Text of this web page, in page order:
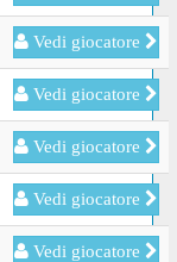
Vedi giocatore
Vedi giocatore
Vedi giocatore
Vedi giocatore
Vedi giocatore